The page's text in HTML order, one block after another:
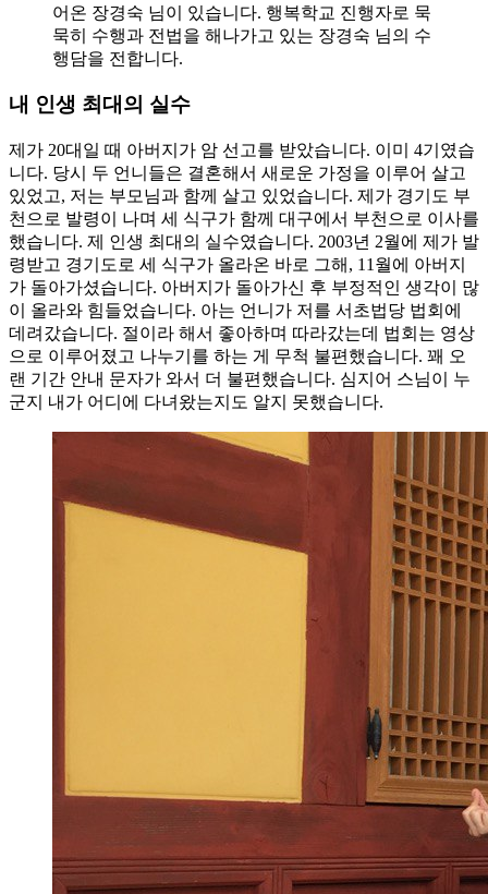
어온 장경숙 님이 있습니다. 행복학교 진행자로 묵
묵히 수행과 전법을 해나가고 있는 장경숙 님의 수
행담을 전합니다.
내 인생 최대의 실수
제가 20대일 때 아버지가 암 선고를 받았습니다. 이미 4기였습
니다. 당시 두 언니들은 결혼해서 새로운 가정을 이루어 살고
있었고, 저는 부모님과 함께 살고 있었습니다. 제가 경기도 부
천으로 발령이 나며 세 식구가 함께 대구에서 부천으로 이사를
했습니다. 제 인생 최대의 실수였습니다. 2003년 2월에 제가 발
령받고 경기도로 세 식구가 올라온 바로 그해, 11월에 아버지
가 돌아가셨습니다. 아버지가 돌아가신 후 부정적인 생각이 많
이 올라와 힘들었습니다. 아는 언니가 저를 서초법당 법회에
데려갔습니다. 절이라 해서 좋아하며 따라갔는데 법회는 영상
으로 이루어졌고 나누기를 하는 게 무척 불편했습니다. 꽤 오
랜 기간 안내 문자가 와서 더 불편했습니다. 심지어 스님이 누
군지 내가 어디에 다녀왔는지도 알지 못했습니다.